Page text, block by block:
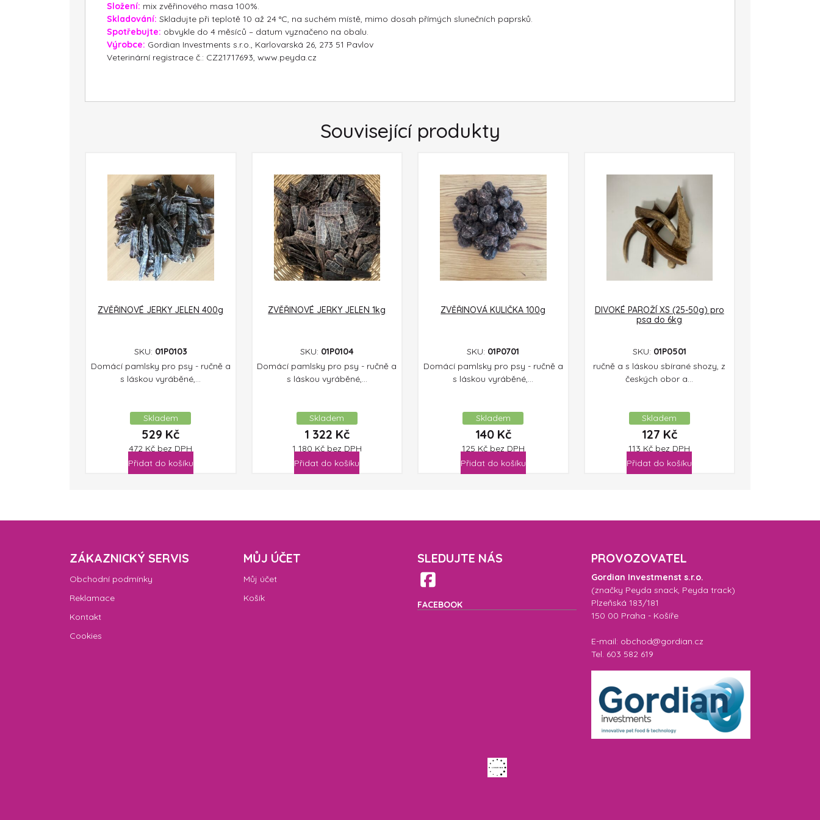
Složení: mix zvěřinového masa 100%.
Skladování: Skladujte při teplotě 10 až 24 °C, na suchém místě, mimo dosah přímých slunečních paprsků.
Spotřebujte: obvykle do 4 měsíců – datum vyznačeno na obalu.
Výrobce: Gordian Investments s.r.o., Karlovarská 26, 273 51 Pavlov
Veterinární registrace č.: CZ21717693, www.peyda.cz
Související produkty
ZVĚŘINOVÉ JERKY JELEN 400g
SKU: 01P0103
Domácí pamlsky pro psy - ručně a
s láskou vyráběné,...
Skladem
529 Kč
472 Kč bez DPH
Přidat do košíku
ZVĚŘINOVÉ JERKY JELEN 1kg
SKU: 01P0104
Domácí pamlsky pro psy - ručně a
s láskou vyráběné,...
Skladem
1 322 Kč
1 180 Kč bez DPH
Přidat do košíku
ZVĚŘINOVÁ KULIČKA 100g
SKU: 01P0701
Domácí pamlsky pro psy - ručně a
s láskou vyráběné,...
Skladem
140 Kč
125 Kč bez DPH
Přidat do košíku
DIVOKÉ PAROŽÍ XS (25-50g) pro
psa do 6kg
SKU: 01P0501
ručně a s láskou sbírané shozy, z
českých obor a...
Skladem
127 Kč
113 Kč bez DPH
Přidat do košíku
ZÁKAZNICKÝ SERVIS
Obchodní podmínky
Reklamace
Kontakt
Cookies
MŮJ ÚČET
Můj účet
Košík
SLEDUJTE NÁS
FACEBOOK
PROVOZOVATEL
Gordian Investmenst s.r.o.
(značky Peyda snack, Peyda track)
Plzeňská 183/181
150 00 Praha - Košíře
E-mail: obchod@gordian.cz
Tel. 603 582 619